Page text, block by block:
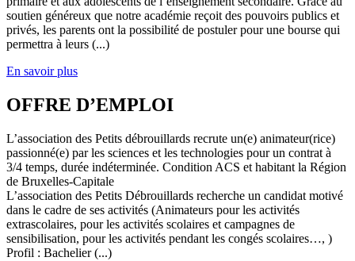
soutien généreux que notre académie reçoit des pouvoirs publics et
privés, les parents ont la possibilité de postuler pour une bourse qui
permettra à leurs (...)
En savoir plus
OFFRE D’EMPLOI
L’association des Petits débrouillards recrute un(e) animateur(rice)
passionné(e) par les sciences et les technologies pour un contrat à
3/4 temps, durée indéterminée. Condition ACS et habitant la Région
de Bruxelles-Capitale
L’association des Petits Débrouillards recherche un candidat motivé
dans le cadre de ses activités (Animateurs pour les activités
extrascolaires, pour les activités scolaires et campagnes de
sensibilisation, pour les activités pendant les congés scolaires…, )
Profil : Bachelier (...)